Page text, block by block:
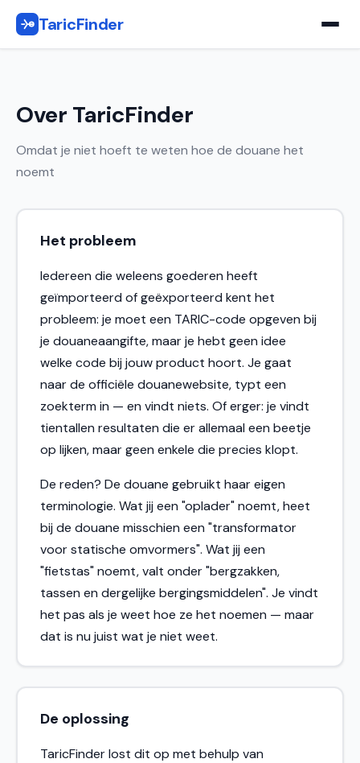
TaricFinder
Over TaricFinder
Omdat je niet hoeft te weten hoe de douane het
noemt
Het probleem
Iedereen die weleens goederen heeft
geïmporteerd of geëxporteerd kent het
probleem: je moet een TARIC-code opgeven bij
je douaneaangifte, maar je hebt geen idee
welke code bij jouw product hoort. Je gaat
naar de officiële douanewebsite, typt een
zoekterm in — en vindt niets. Of erger: je vindt
tientallen resultaten die er allemaal een beetje
op lijken, maar geen enkele die precies klopt.
De reden? De douane gebruikt haar eigen
terminologie. Wat jij een "oplader" noemt, heet
bij de douane misschien een "transformator
voor statische omvormers". Wat jij een
"fietstas" noemt, valt onder "bergzakken,
tassen en dergelijke bergingsmiddelen". Je vindt
het pas als je weet hoe ze het noemen — maar
dat is nu juist wat je niet weet.
De oplossing
TaricFinder lost dit op met behulp van